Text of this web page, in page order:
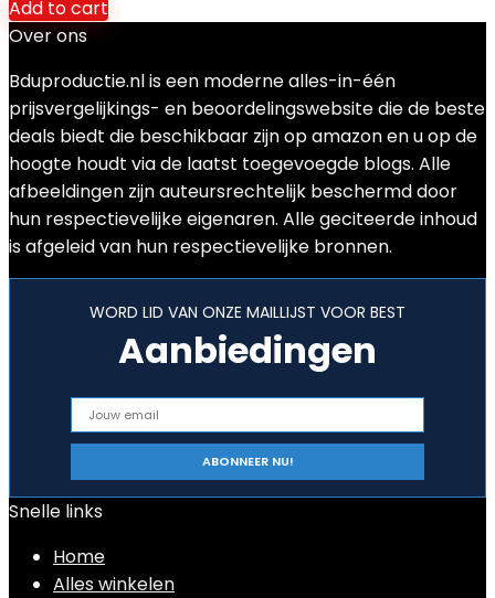
Add to cart
Over ons
Bduproductie.nl is een moderne alles-in-één
prijsvergelijkings- en beoordelingswebsite die de beste
deals biedt die beschikbaar zijn op amazon en u op de
hoogte houdt via de laatst toegevoegde blogs. Alle
afbeeldingen zijn auteursrechtelijk beschermd door
hun respectievelijke eigenaren. Alle geciteerde inhoud
is afgeleid van hun respectievelijke bronnen.
WORD LID VAN ONZE MAILLIJST VOOR BEST
Aanbiedingen
Snelle links
Home
Alles winkelen